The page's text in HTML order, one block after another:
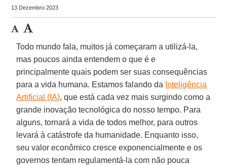
13 Dezembro 2023
Todo mundo fala, muitos já começaram a utilizá-la,
mas poucos ainda entendem o que é e
principalmente quais podem ser suas consequências
para a vida humana. Estamos falando da Inteligência
Artificial (IA), que está cada vez mais surgindo como a
grande inovação tecnológica do nosso tempo. Para
alguns, tornará a vida de todos melhor, para outros
levará à catástrofe da humanidade. Enquanto isso,
seu valor econômico cresce exponencialmente e os
governos tentam regulamentá-la com não pouca